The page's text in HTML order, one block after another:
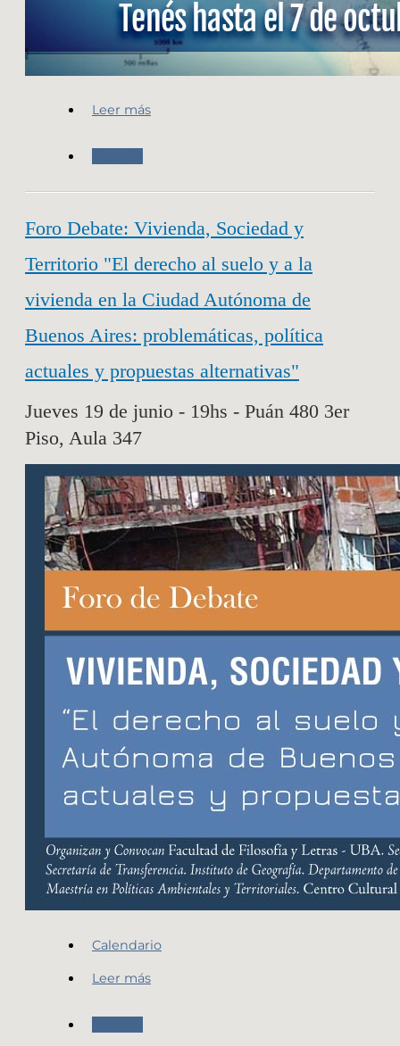
Leer más
Foro Debate: Vivienda, Sociedad y
Territorio "El derecho al suelo y a la
vivienda en la Ciudad Autónoma de
Buenos Aires: problemáticas, política
actuales y propuestas alternativas"
Jueves 19 de junio - 19hs - Puán 480 3er
Piso, Aula 347
Calendario
Leer más